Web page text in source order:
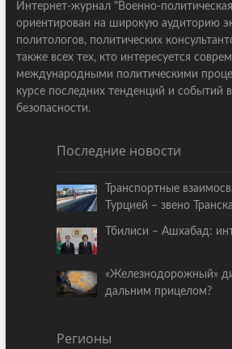
Интернет-журнал "Военно-
ориентирован на широкую аудиторию
политологов, политических
также всех тех, кто интересуется
международными политическими
курсе последних тенденций и событий
безопасности.
Последние новости
Транспортные
Турцией – звено
Тбилиси – Ашхабад:
«Железнодорожный»
дальним прицелом?
Регионы